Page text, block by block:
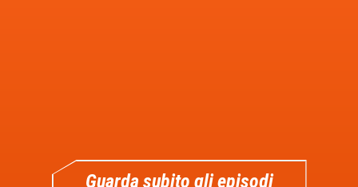
Guarda subito gli episodi